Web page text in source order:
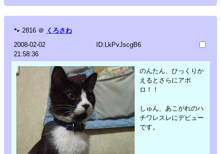
🐾 2816 ＠ くろさわ
2008-02-02
21:58:36
ID:LkPvJscgB6
のんたん、ひっくりか
えるとさらにアポ
ロ！！
しゅん、あこがれのハ
チワレスレにデビュー
です。